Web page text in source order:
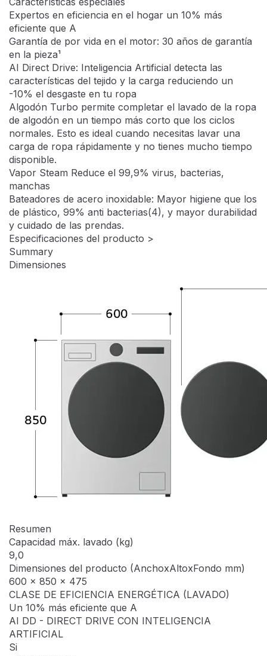
Galería
Video
F2WR5S09A0W
Lavadora inteligente AI Direct Drive, Vapor, 9kg ,
1200rpm Un 10% más eficiente que A, Serie fondo
especial 500
Características especiales
Expertos en eficiencia en el hogar un 10% más
eficiente que A
Garantía de por vida en el motor: 30 años de garantía
en la pieza¹
AI Direct Drive: Inteligencia Artificial detecta las
características del tejido y la carga reduciendo un
-10% el desgaste en tu ropa
Algodón Turbo permite completar el lavado de la ropa
de algodón en un tiempo más corto que los ciclos
normales. Esto es ideal cuando necesitas lavar una
Vapor Steam Reduce el 99,9% virus, bacterias,
Bateadores de acero inoxidable: Mayor higiene que los
de plástico, 99% anti bacterias(4), y mayor durabilidad
y cuidado de las prendas.
Especificaciones del producto >